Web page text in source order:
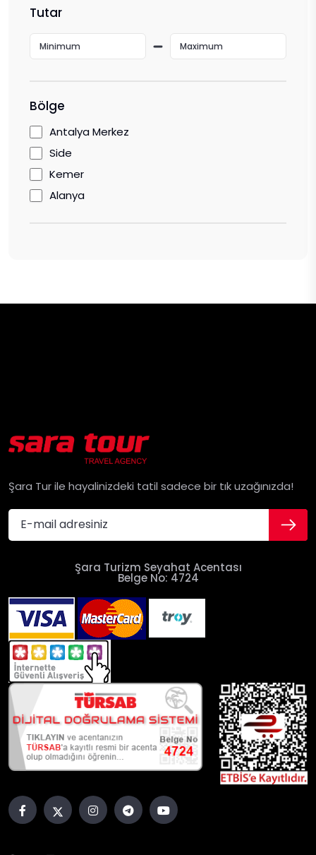
Tutar
Bölge
Antalya Merkez
Side
Kemer
Alanya
Şara Tur ile hayalinizdeki tatil sadece bir tık uzağınızda!
Şara Turizm Seyahat Acentası
Belge No: 4724